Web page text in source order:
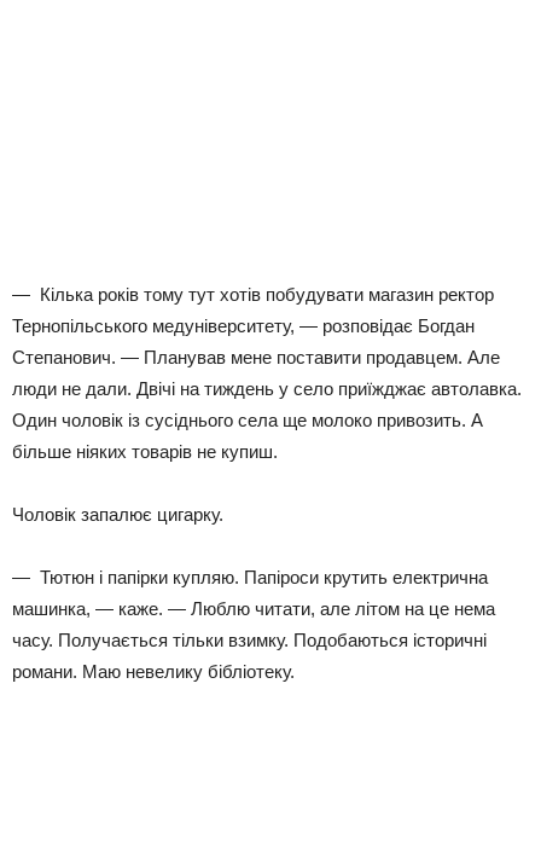
— Кілька років тому тут хотів побудувати магазин ректор
Тернопільського медуніверситету, — розповідає Богдан
Степанович. — Планував мене поставити продавцем. Але
люди не дали. Двічі на тиждень у село приїжджає автолавка.
Один чоловік із сусіднього села ще молоко привозить. А
більше ніяких товарів не купиш.
Чоловік запалює цигарку.
— Тютюн і папірки купляю. Папіроси крутить електрична
машинка, — каже. — Люблю читати, але літом на це нема
часу. Получається тільки взимку. Подобаються історичні
романи. Маю невелику бібліотеку.